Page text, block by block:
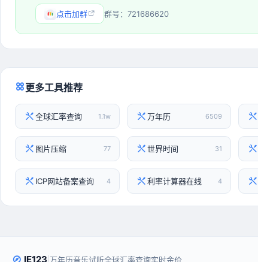
点击加群 群号：721686620
更多工具推荐
全球汇率查询 1.1w 万年历 6509
图片压缩 77 世界时间 31
ICP网站备案查询 4 利率计算器在线 4
IE123 万年历音乐试听全球汇率查询实时金价